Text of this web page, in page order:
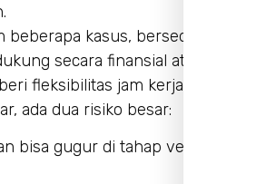
beberapa kasus, bersedia
secara finansial atau
fleksibilitas jam kerja.
ada dua risiko besar:
bisa gugur di tahap verifikasi